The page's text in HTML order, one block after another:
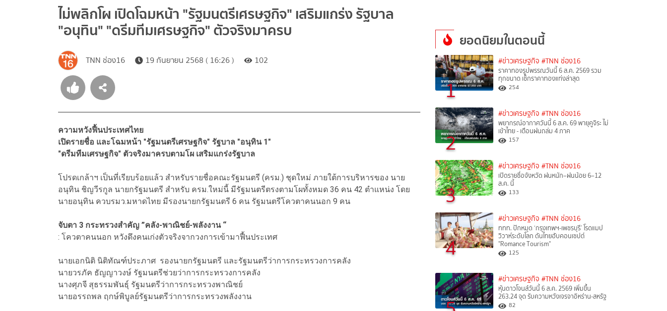
ไม่พลิกโผ เปิดโฉมหน้า "รัฐมนตรีเศรษฐกิจ" เสริมแกร่ง รัฐบาล
"อนุทิน" "ดรีมทีมเศรษฐกิจ" ตัวจริงมาครบ ​
TNN ช่อง16 19 กันยายน 2568 ( 16:26 ) 102
ความหวังฟื้นประเทศไทย
เปิดรายชื่อ และโฉมหน้า "รัฐมนตรีเศรษฐกิจ" รัฐบาล "อนุทิน 1"
"ดรีมทีมเศรษฐกิจ" ตัวจริงมาครบตามโผ เสริมแกร่งรัฐบาล
โปรดเกล้าฯ เป็นที่เรียบร้อยแล้ว สำหรับรายชื่อคณะรัฐมนตรี (ครม.) ชุดใหม่ ภายใต้การบริหารของ นาย
อนุทิน ชิญวีรกูล นายกรัฐมนตรี สำหรับ ครม.ใหม่นี้ มีรัฐมนตรีตรงตามโผทั้งหมด 36 คน 42 ตำแหน่ง โดย
นายอนุทิน ควบรมว.มหาดไทย มีรองนายกรัฐมนตรี 6 คน รัฐมนตรีโควตาคนนอก 9 คน
จับตา 3 กระทรวงสำคัญ ”คลัง-พาณิชย์-พลังงาน “
: โควตาคนนอก หวังดึงคนเก่งตัวจริงจากวงการเข้ามาฟื้นประเทศ
นายเอกนิติ นิติทัณฑ์ประภาศ รองนายกรัฐมนตรี และรัฐมนตรีว่าการกระทรวงการคลัง
นายวรภัค ธัญญาวงษ์ รัฐมนตรีช่วยว่าการกระทรวงการคลัง
นางศุภจี สุธรรมพันธุ์ รัฐมนตรีว่าการกระทรวงพาณิชย์
นายอรรถพล ฤกษ์พิบูลย์รัฐมนตรีว่าการกระทรวงพลังงาน
ยอดนิยมในตอนนี้
1
#ข่าวเศรษฐกิจ #TNN ช่อง16
ราคาทองรูปพรรณวันนี้ 6 ส.ค. 2569 รวม
ทุกขนาด เช็กราคาทองแท่งล่าสุด
254
2
#ข่าวเศรษฐกิจ #TNN ช่อง16
พยากรณ์อากาศวันนี้ 6 ส.ค. 69 พายุคูจิระ ไม่
เข้าไทย - เตือนฝนถล่ม 4 ภาค
157
3
#ข่าวเศรษฐกิจ #TNN ช่อง16
เปิดรายชื่อจังหวัด ฝนหนัก–ฝนน้อย 6–12
ส.ค. นี้
133
4
#ข่าวเศรษฐกิจ #TNN ช่อง16
ททท. ปักหมุด ‘กรุงเทพฯ-เพชรบุรี’ โรดแมป
วิวาห์ระดับโลก ดันไทยฮับคอนเซปต์
"Romance Tourism"
125
#ข่าวเศรษฐกิจ #TNN ช่อง16
หุ้นดาวโจนส์วันนี้ 6 ส.ค. 2569 เพิ่มขึ้น
263.24 จุด รับความหวังเจรจาอิหร่าน-สหรัฐ
82